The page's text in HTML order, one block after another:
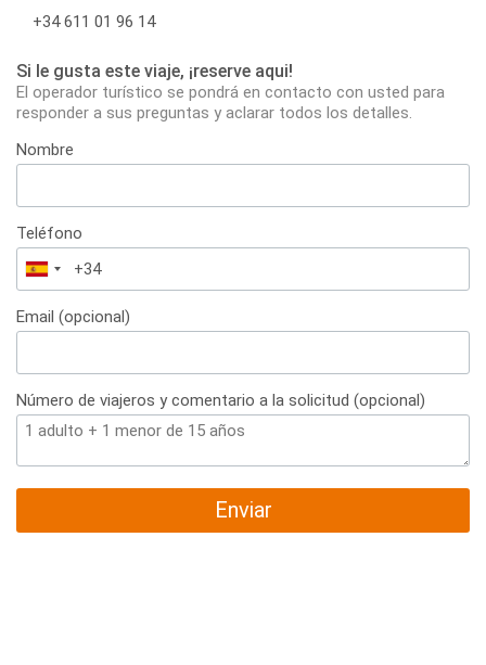
+34 611 01 96 14
Si le gusta este viaje, ¡reserve aqui!
El operador turístico se pondrá en contacto con usted para
responder a sus preguntas y aclarar todos los detalles.
Nombre
Teléfono
España
+34
Email (opcional)
Número de viajeros y comentario a la solicitud (opcional)
Enviar